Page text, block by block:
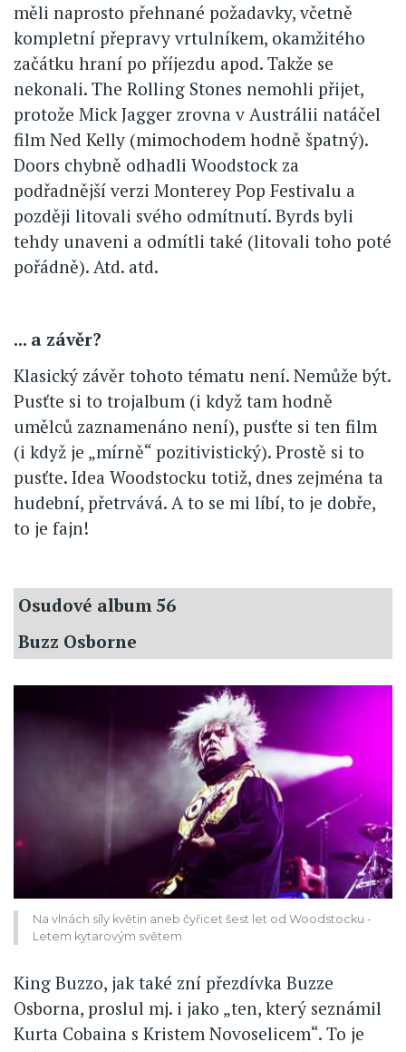
měli naprosto přehnané požadavky, včetně
kompletní přepravy vrtulníkem, okamžitého
začátku hraní po příjezdu apod. Takže se
nekonali. The Rolling Stones nemohli přijet,
protože Mick Jagger zrovna v Austrálii natáčel
film Ned Kelly (mimochodem hodně špatný).
Doors chybně odhadli Woodstock za
podřadnější verzi Monterey Pop Festivalu a
později litovali svého odmítnutí. Byrds byli
tehdy unaveni a odmítli také (litovali toho poté
pořádně). Atd. atd.
... a závěr?
Klasický závěr tohoto tématu není. Nemůže být.
Pusťte si to trojalbum (i když tam hodně
umělců zaznamenáno není), pusťte si ten film
(i když je „mírně“ pozitivistický). Prostě si to
pusťte. Idea Woodstocku totiž, dnes zejména ta
hudební, přetrvává. A to se mi líbí, to je dobře,
to je fajn!
Osudové album 56
Buzz Osborne
Na vlnách síly květin aneb čyřicet šest let od Woodstocku -
Letem kytarovým světem
King Buzzo, jak také zní přezdívka Buzze
Osborna, proslul mj. i jako „ten, který seznámil
Kurta Cobaina s Kristem Novoselicem“. To je